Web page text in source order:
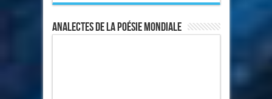
Analectes de la poésie mondiale